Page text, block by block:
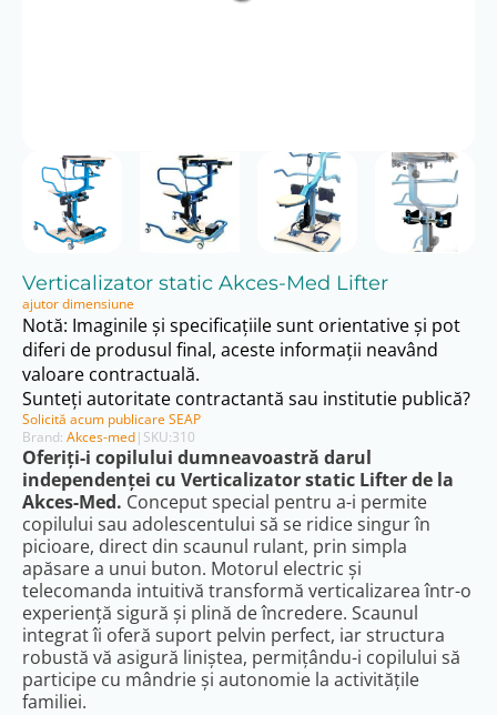
Brand: Akces-med| SKU:310
Verticalizator static Akces-Med Lifter
Oferiți-i copilului dumneavoastră darul
independenței cu Verticalizator static Lifter de la
Akces-Med. Conceput special pentru a-i permite
copilului sau adolescentului să se ridice singur în
picioare, direct din scaunul rulant, prin simpla
apăsare a unui buton. Motorul electric și
telecomanda intuitivă transformă verticalizarea într-o
experiență sigură și plină de încredere. Scaunul
integrat îi oferă suport pelvin perfect, iar structura
robustă vă asigură liniștea, permițându-i copilului să
participe cu mândrie și autonomie la activitățile
familiei.
ajutor dimensiune
Notă: Imaginile și specificațiile sunt orientative și pot
diferi de produsul final, aceste informații neavând
valoare contractuală.
Sunteți autoritate contractantă sau institutie publică?
Solicită acum publicare SEAP